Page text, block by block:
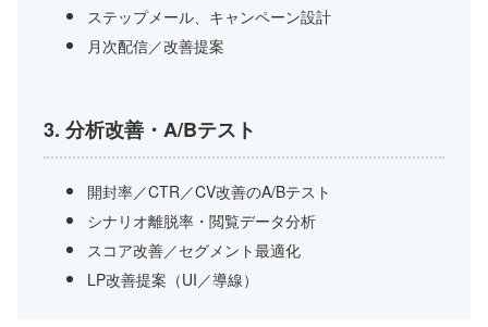
ステップメール、キャンペーン設計
月次配信／改善提案
3. 分析改善・A/Bテスト
開封率／CTR／CV改善のA/Bテスト
シナリオ離脱率・閲覧データ分析
スコア改善／セグメント最適化
LP改善提案（UI／導線）